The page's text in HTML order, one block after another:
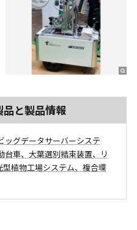
品と製品情報
ッグデータサーバーシステ
台車、大葉選別結束装置、リ
植物工場システム、複合環